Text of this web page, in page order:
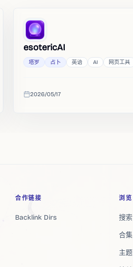
esotericAI
塔罗 占卜 英语 AI 网页工具
收录时间
2026/05/17
合作链接
Backlink Dirs
浏览
搜索
合集
主题